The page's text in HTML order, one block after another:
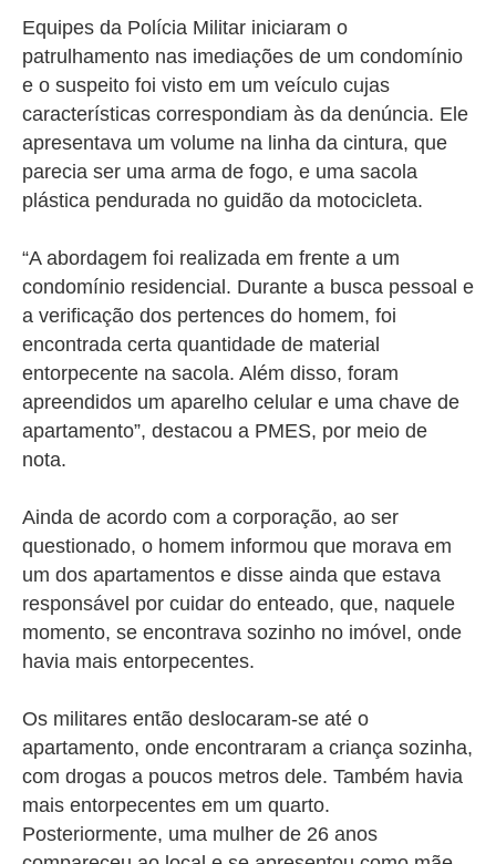
Equipes da Polícia Militar iniciaram o
patrulhamento nas imediações de um condomínio
e o suspeito foi visto em um veículo cujas
características correspondiam às da denúncia. Ele
apresentava um volume na linha da cintura, que
parecia ser uma arma de fogo, e uma sacola
plástica pendurada no guidão da motocicleta.
“A abordagem foi realizada em frente a um
condomínio residencial. Durante a busca pessoal e
a verificação dos pertences do homem, foi
encontrada certa quantidade de material
entorpecente na sacola. Além disso, foram
apreendidos um aparelho celular e uma chave de
apartamento”, destacou a PMES, por meio de
nota.
Ainda de acordo com a corporação, ao ser
questionado, o homem informou que morava em
um dos apartamentos e disse ainda que estava
responsável por cuidar do enteado, que, naquele
momento, se encontrava sozinho no imóvel, onde
havia mais entorpecentes.
Os militares então deslocaram-se até o
apartamento, onde encontraram a criança sozinha,
com drogas a poucos metros dele. Também havia
mais entorpecentes em um quarto.
Posteriormente, uma mulher de 26 anos